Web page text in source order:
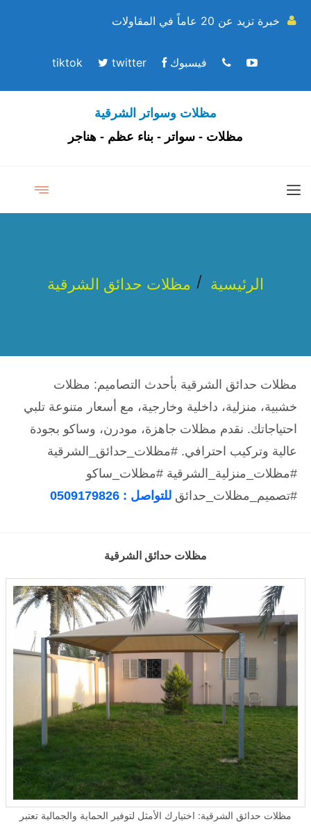
خبرة تزيد عن 20 عاماً في المقاولات
فيسبوك twitter
tiktok
مظلات وسواتر الشرقية
مظلات - سواتر - بناء عظم - هناجر
الرئيسية مظلات حدائق الشرقية
مظلات حدائق الشرقية بأحدث التصاميم: مظلات
خشبية، منزلية، داخلية وخارجية، مع أسعار متنوعة تلبي
احتياجاتك. نقدم مظلات جاهزة، مودرن، وساكو بجودة
عالية وتركيب احترافي. #مظلات_حدائق_الشرقية
#مظلات_منزلية_الشرقية #مظلات_ساكو
#تصميم_مظلات_حدائق للتواصل : 0509179826
مظلات حدائق الشرقية
مظلات حدائق الشرقية: اختيارك الأمثل لتوفير الحماية والجمالية تعتبر